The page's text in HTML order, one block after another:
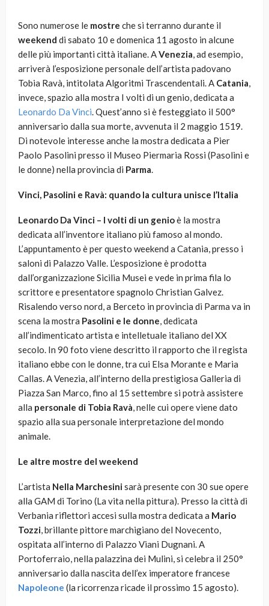
Sono numerose le mostre che si terranno durante il
weekend di sabato 10 e domenica 11 agosto in alcune
delle più importanti città italiane. AVenezia, ad esempio,
arriverà l’esposizione personale dell’artista padovano
Tobia Ravà, intitolata Algoritmi Trascendentali. A Catania,
invece, spazio alla mostra I volti di un genio, dedicata a
Leonardo Da Vinci. Quest’anno si è festeggiato il 500°
anniversario dalla sua morte, avvenuta il 2 maggio 1519.
Di notevole interesse anche la mostra dedicata a Pier
Paolo Pasolini presso il Museo Piermaria Rossi (Pasolini e
le donne) nella provincia di Parma.
Vinci, Pasolini e Ravà: quando la cultura unisce l’Italia
Leonardo Da Vinci – I volti di un genioè la mostra
dedicata all’inventore italiano più famoso al mondo.
L’appuntamento è per questo weekend a Catania, presso i
saloni di Palazzo Valle. L’esposizione è prodotta
dall’organizzazione Sicilia Musei e vede in prima fila lo
scrittore e presentatore spagnolo Christian Galvez.
Risalendo verso nord, a Berceto in provincia di Parma va in
scena la mostra Pasolini e le donne, dedicata
all’indimenticato artista e intelletuale italiano del XX
secolo. In 90 foto viene descritto il rapporto che il regista
italiano ebbe con le donne, tra cui Elsa Morante e Maria
Callas. A Venezia, all’interno della prestigiosa Galleria di
Piazza San Marco, fino al 15 settembre si potrà assistere
alla personale di Tobia Ravà, nelle cui opere viene dato
spazio alla sua personale interpretazione del mondo
animale.
Le altre mostre del weekend
L’artista Nella Marchesinisarà presente con 30 sue opere
alla GAM di Torino (La vita nella pittura). Presso la città di
Verbania riflettori accesi sulla mostra dedicata a Mario
Tozzi, brillante pittore marchigiano del Novecento,
ospitata all’interno di Palazzo Viani Dugnani. A
Portoferraio, nella palazzina dei Mulini, si celebra il 250°
anniversario dalla nascita dell’ex imperatore francese
Napoleone (la ricorrenza ricade il prossimo 15 agosto).